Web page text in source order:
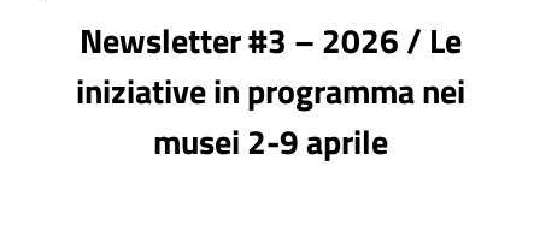
Newsletter #3 – 2026 / Le
iniziative in programma nei
musei 2-9 aprile